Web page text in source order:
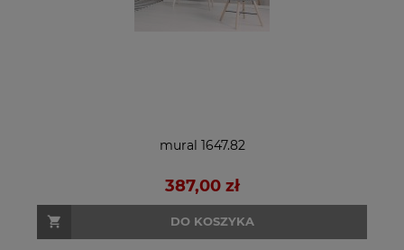
mural 1647.82
387,00 zł
DO KOSZYKA